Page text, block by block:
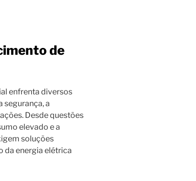
de
enfrenta diversos
a
Desde questões
elevado e a
soluções
da energia elétrica